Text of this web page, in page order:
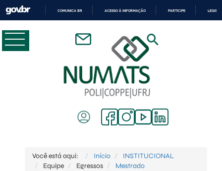
CONTEÚDO
COMUNICA BR ACESSO À INFORMAÇÃO PARTICIPE
Você está aqui: Início
INSTITUCIONAL
Equipe
Egressos
Mestrado